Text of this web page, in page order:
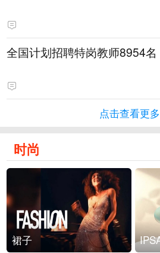
全国计划招聘特岗教师8954名
点击查看更多
时尚
裙子